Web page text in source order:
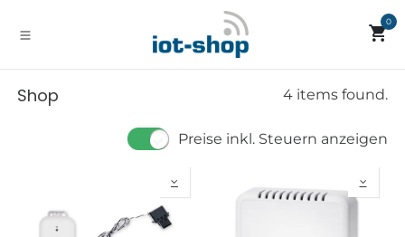
0
Shop 4 items found.
Preise inkl. Steuern anzeigen